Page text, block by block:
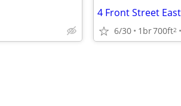
4 Front Street
6/30 1br700ft2